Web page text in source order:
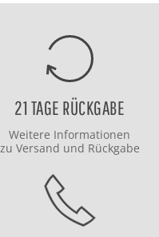
21 TAGE RÜCKGABE
Weitere Informationen
zu Versand und Rückgabe